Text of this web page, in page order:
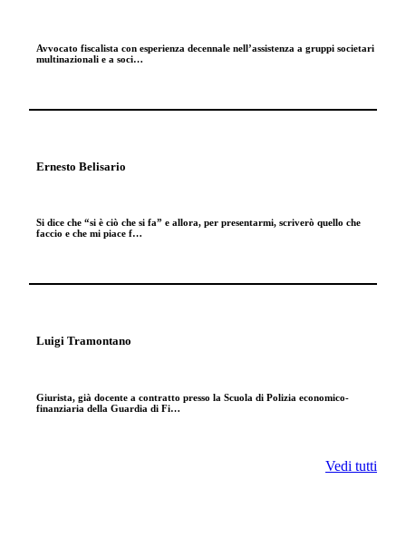
Avvocato fiscalista con esperienza decennale nell’assistenza a gruppi societari
multinazionali e a soci…
Ernesto Belisario
Si dice che “si è ciò che si fa” e allora, per presentarmi, scriverò quello che
faccio e che mi piace f…
Luigi Tramontano
Giurista, già docente a contratto presso la Scuola di Polizia economico-
finanziaria della Guardia di Fi…
Vedi tutti